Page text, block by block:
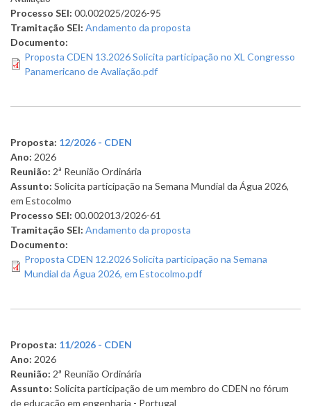
Processo SEI: 00.002025/2026-95
Tramitação SEI: Andamento da proposta
Documento:
Proposta CDEN 13.2026 Solicita participação no XL Congresso
Panamericano de Avaliação.pdf
Proposta: 12/2026 - CDEN
Ano: 2026
Reunião: 2ª Reunião Ordinária
Assunto: Solicita participação na Semana Mundial da Água 2026,
em Estocolmo
Processo SEI: 00.002013/2026-61
Tramitação SEI: Andamento da proposta
Documento:
Proposta CDEN 12.2026 Solicita participação na Semana
Mundial da Água 2026, em Estocolmo.pdf
Proposta: 11/2026 - CDEN
Ano: 2026
Reunião: 2ª Reunião Ordinária
Assunto: Solicita participação de um membro do CDEN no fórum
de educação em engenharia - Portugal